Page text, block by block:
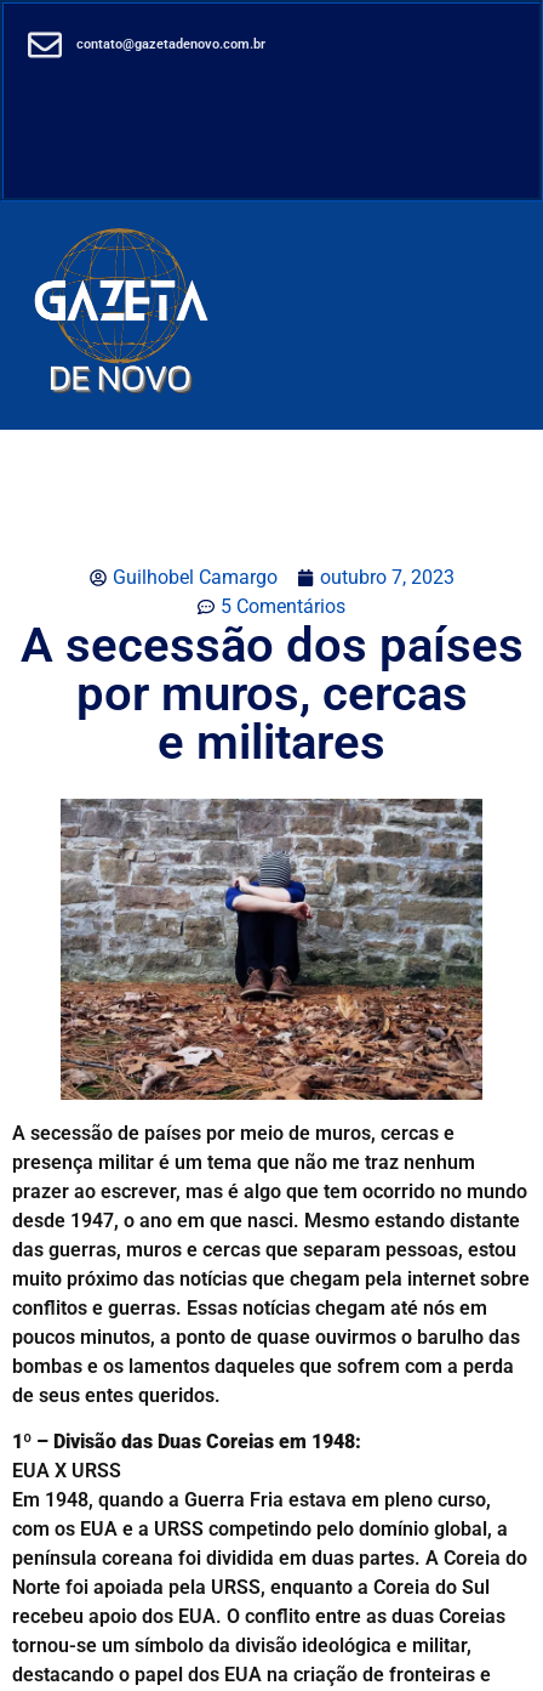
contato@gazetadenovo.com.br
Guilhobel Camargo
outubro 7, 2023
5 Comentários
A secessão dos países
por muros, cercas
e militares
A secessão de países por meio de muros, cercas e
presença militar é um tema que não me traz nenhum
prazer ao escrever, mas é algo que tem ocorrido no mundo
desde 1947, o ano em que nasci. Mesmo estando distante
das guerras, muros e cercas que separam pessoas, estou
muito próximo das notícias que chegam pela internet sobre
conflitos e guerras. Essas notícias chegam até nós em
poucos minutos, a ponto de quase ouvirmos o barulho das
bombas e os lamentos daqueles que sofrem com a perda
de seus entes queridos.
1º – Divisão das Duas Coreias em 1948:
EUA X URSS
Em 1948, quando a Guerra Fria estava em pleno curso,
com os EUA e a URSS competindo pelo domínio global, a
península coreana foi dividida em duas partes. A Coreia do
Norte foi apoiada pela URSS, enquanto a Coreia do Sul
recebeu apoio dos EUA. O conflito entre as duas Coreias
tornou-se um símbolo da divisão ideológica e militar,
destacando o papel dos EUA na criação de fronteiras e